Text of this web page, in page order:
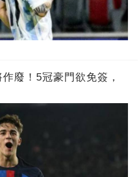
廢！5冠豪門欲免簽，